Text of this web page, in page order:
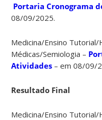
Portaria Cronograma
08/09/2025.
Medicina/Ensino Tutorial/
Médicas/Semiologia –
Atividades – em 08/09/
Resultado Final
Medicina/Ensino Tutorial/